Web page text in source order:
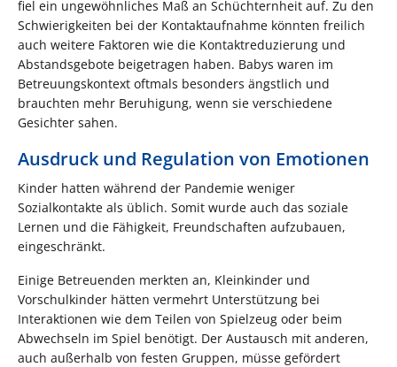
fiel ein ungewöhnliches Maß an Schüchternheit auf. Zu den
Schwierigkeiten bei der Kontaktaufnahme könnten freilich
auch weitere Faktoren wie die Kontaktreduzierung und
Abstandsgebote beigetragen haben. Babys waren im
Betreuungskontext oftmals besonders ängstlich und
brauchten mehr Beruhigung, wenn sie verschiedene
Gesichter sahen.
Ausdruck und Regulation von Emotionen
Kinder hatten während der Pandemie weniger
Sozialkontakte als üblich. Somit wurde auch das soziale
Lernen und die Fähigkeit, Freundschaften aufzubauen,
eingeschränkt.
Einige Betreuenden merkten an, Kleinkinder und
Vorschulkinder hätten vermehrt Unterstützung bei
Interaktionen wie dem Teilen von Spielzeug oder beim
Abwechseln im Spiel benötigt. Der Austausch mit anderen,
auch außerhalb von festen Gruppen, müsse gefördert